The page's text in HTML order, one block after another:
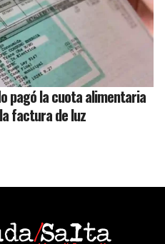
pagó la cuota alimentaria
factura de luz